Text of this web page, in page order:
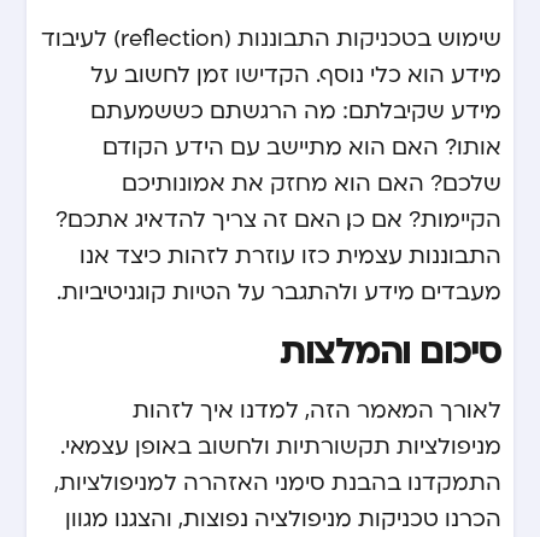
שימוש בטכניקות התבוננות (reflection) לעיבוד
מידע הוא כלי נוסף. הקדישו זמן לחשוב על
מידע שקיבלתם: מה הרגשתם כששמעתם
אותו? האם הוא מתיישב עם הידע הקודם
שלכם? האם הוא מחזק את אמונותיכם
הקיימות? אם כן, האם זה צריך להדאיג אתכם?
התבוננות עצמית כזו עוזרת לזהות כיצד אנו
מעבדים מידע ולהתגבר על הטיות קוגניטיביות.
סיכום והמלצות
לאורך המאמר הזה, למדנו איך לזהות
מניפולציות תקשורתיות ולחשוב באופן עצמאי.
התמקדנו בהבנת סימני האזהרה למניפולציות,
הכרנו טכניקות מניפולציה נפוצות, והצגנו מגוון